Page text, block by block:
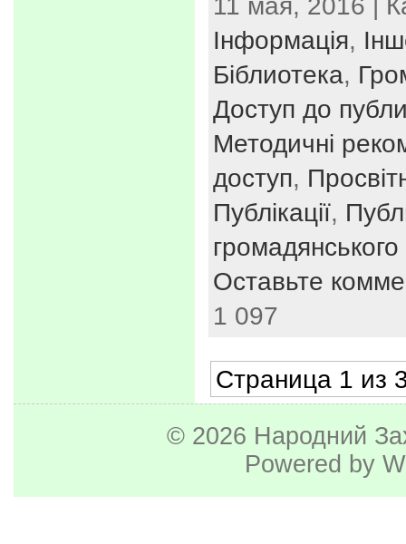
Інформація,
Біблиотека,
Доступ до
Методичні
доступ,
Публікації,
громадянського
Оставьте
1 097
Страница 1 из
© 2026 Народний
Powered by